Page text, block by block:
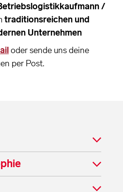
/
traditionsreichen und
Unternehmen
oder sende uns deine
per Post.